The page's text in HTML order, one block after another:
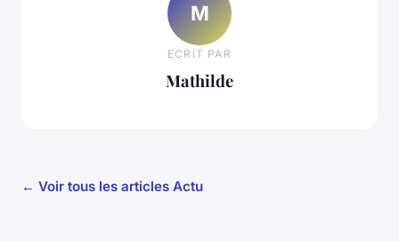
M
ECRIT PAR
Mathilde
← Voir tous les articles Actu